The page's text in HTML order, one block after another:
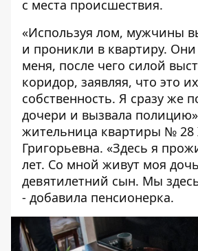
с места происшествия.
«Используя лом, мужчины
и проникли в квартиру. Они
меня, после чего силой
коридор, заявляя, что это их
собственность. Я сразу же
дочери и вызвала
жительница квартиры № 28
Григорьевна. «Здесь я
лет. Со мной живут моя
девятилетний сын. Мы
- добавила пенсионерка.